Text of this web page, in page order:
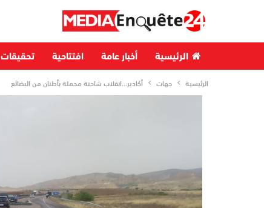
الرئيسية أخبار عامة افتتاحية تحقيقات
الرئيسية جهات أكادير…انقلاب شاحنة محملة بأطنان من البضائع